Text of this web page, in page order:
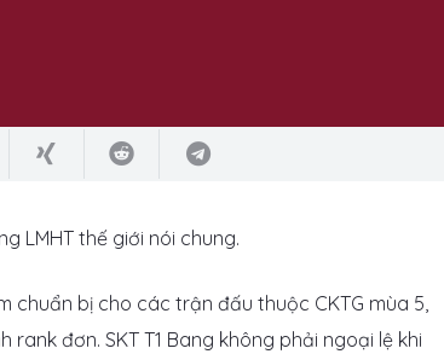
LMHT thế giới nói chung.
chuẩn bị cho các trận đấu thuộc CKTG mùa 5,
đơn. SKT T1 Bang không phải ngoại lệ khi